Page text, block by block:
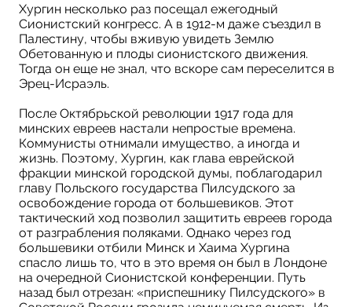
Хургин несколько раз посещал ежегодный
Сионистский конгресс. А в 1912-м даже съездил в
Палестину, чтобы вживую увидеть Землю
Обетованную и плоды сионистского движения.
Тогда он еще не знал, что вскоре сам переселится в
Эрец-Исраэль.
После Октябрьской революции 1917 года для
минских евреев настали непростые времена.
Коммунисты отнимали имущество, а иногда и
жизнь. Поэтому, Хургин, как глава еврейской
фракции минской городской думы, поблагодарил
главу Польского государства Пилсудского за
освобождение города от большевиков. Этот
тактический ход позволил защитить евреев города
от разграбления поляками. Однако через год
большевики отбили Минск и Хаима Хургина
спасло лишь то, что в это время он был в Лондоне
на очередной Сионистской конференции. Путь
назад был отрезан: «приспешнику Пилсудского» в